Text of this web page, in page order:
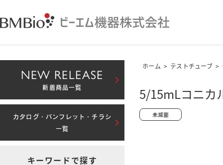
ホーム > テストチューブ >
5/15mLコニ
NEW RELEASE
新着商品一覧
カタログ・パンフレット・チラシ
一覧
キーワードで探す